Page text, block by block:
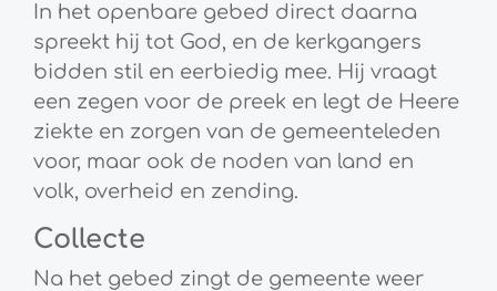
In het openbare gebed direct daarna
spreekt hij tot God, en de kerkgangers
bidden stil en eerbiedig mee. Hij vraagt
een zegen voor de preek en legt de Heere
ziekte en zorgen van de gemeenteleden
voor, maar ook de noden van land en
volk, overheid en zending.
Collecte
Na het gebed zingt de gemeente weer